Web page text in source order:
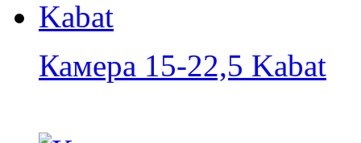
Камера 15-22,5 Kabat